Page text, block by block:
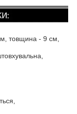
товщина - 9 см,